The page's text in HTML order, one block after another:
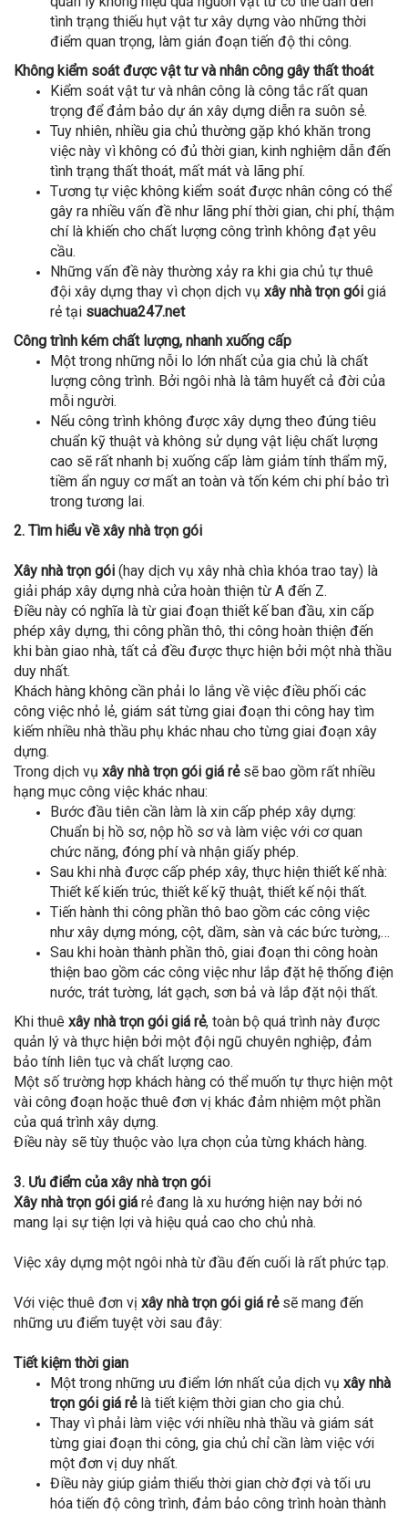
tình trạng thiếu hụt vật tư xây dựng vào những thời
điểm quan trọng, làm gián đoạn tiến độ thi công.
Không kiểm soát được vật tư và nhân công gây thất thoát
Kiểm soát vật tư và nhân công là công tắc rất quan
trọng để đảm bảo dự án xây dựng diễn ra suôn sẻ.
Tuy nhiên, nhiều gia chủ thường gặp khó khăn trong
việc này vì không có đủ thời gian, kinh nghiệm dẫn đến
tình trạng thất thoát, mất mát và lãng phí.
Tương tự việc không kiểm soát được nhân công có thể
gây ra nhiều vấn đề như lãng phí thời gian, chi phí, thậm
chí là khiến cho chất lượng công trình không đạt yêu
cầu.
Những vấn đề này thường xảy ra khi gia chủ tự thuê
đội xây dựng thay vì chọn dịch vụ xây nhà trọn gói giá
rẻ tại suachua247.net
Công trình kém chất lượng, nhanh xuống cấp
Một trong những nỗi lo lớn nhất của gia chủ là chất
lượng công trình. Bởi ngôi nhà là tâm huyết cả đời của
mỗi người.
Nếu công trình không được xây dựng theo đúng tiêu
chuẩn kỹ thuật và không sử dụng vật liệu chất lượng
cao sẽ rất nhanh bị xuống cấp làm giảm tính thẩm mỹ,
tiềm ẩn nguy cơ mất an toàn và tốn kém chi phí bảo trì
trong tương lai.
2. Tìm hiểu về xây nhà trọn gói
Xây nhà trọn gói (hay dịch vụ xây nhà chìa khóa trao tay) là
giải pháp xây dựng nhà cửa hoàn thiện từ A đến Z.
Điều này có nghĩa là từ giai đoạn thiết kế ban đầu, xin cấp
phép xây dựng, thi công phần thô, thi công hoàn thiện đến
khi bàn giao nhà, tất cả đều được thực hiện bởi một nhà thầu
duy nhất.
Khách hàng không cần phải lo lắng về việc điều phối các
công việc nhỏ lẻ, giám sát từng giai đoạn thi công hay tìm
kiếm nhiều nhà thầu phụ khác nhau cho từng giai đoạn xây
dựng.
Trong dịch vụ xây nhà trọn gói giá rẻsẽ bao gồm rất nhiều
hạng mục công việc khác nhau:
Bước đầu tiên cần làm là xin cấp phép xây dựng:
Chuẩn bị hồ sơ, nộp hồ sơ và làm việc với cơ quan
chức năng, đóng phí và nhận giấy phép.
Sau khi nhà được cấp phép xây, thực hiện thiết kế nhà:
Thiết kế kiến trúc, thiết kế kỹ thuật, thiết kế nội thất.
Tiến hành thi công phần thô bao gồm các công việc
như xây dựng móng, cột, dầm, sàn và các bức tường,…
Sau khi hoàn thành phần thô, giai đoạn thi công hoàn
thiện bao gồm các công việc như lắp đặt hệ thống điện
nước, trát tường, lát gạch, sơn bả và lắp đặt nội thất.
Khi thuê xây nhà trọn gói giá rẻ, toàn bộ quá trình này được
quản lý và thực hiện bởi một đội ngũ chuyên nghiệp, đảm
bảo tính liên tục và chất lượng cao.
Một số trường hợp khách hàng có thể muốn tự thực hiện một
vài công đoạn hoặc thuê đơn vị khác đảm nhiệm một phần
của quá trình xây dựng.
Điều này sẽ tùy thuộc vào lựa chọn của từng khách hàng.
3. Ưu điểm của xây nhà trọn gói
Xây nhà trọn gói giá rẻ đang là xu hướng hiện nay bởi nó
mang lại sự tiện lợi và hiệu quả cao cho chủ nhà.
Việc xây dựng một ngôi nhà từ đầu đến cuối là rất phức tạp.
Với việc thuê đơn vị xây nhà trọn gói giá rẻsẽ mang đến
những ưu điểm tuyệt vời sau đây:
Tiết kiệm thời gian
Một trong những ưu điểm lớn nhất của dịch vụ xây nhà
trọn gói giá rẻlà tiết kiệm thời gian cho gia chủ.
Thay vì phải làm việc với nhiều nhà thầu và giám sát
từng giai đoạn thi công, gia chủ chỉ cần làm việc với
một đơn vị duy nhất.
Điều này giúp giảm thiểu thời gian chờ đợi và tối ưu
hóa tiến độ công trình, đảm bảo công trình hoàn thành